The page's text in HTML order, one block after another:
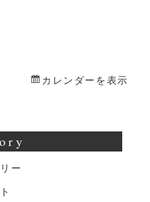
カレンダーを表示
ー